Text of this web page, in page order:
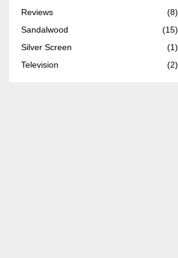
Reviews
(8)
Sandalwood
(15)
Silver Screen
(1)
Television
(2)